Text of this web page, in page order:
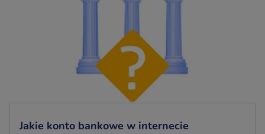
Jakie konto bankowe w internecie